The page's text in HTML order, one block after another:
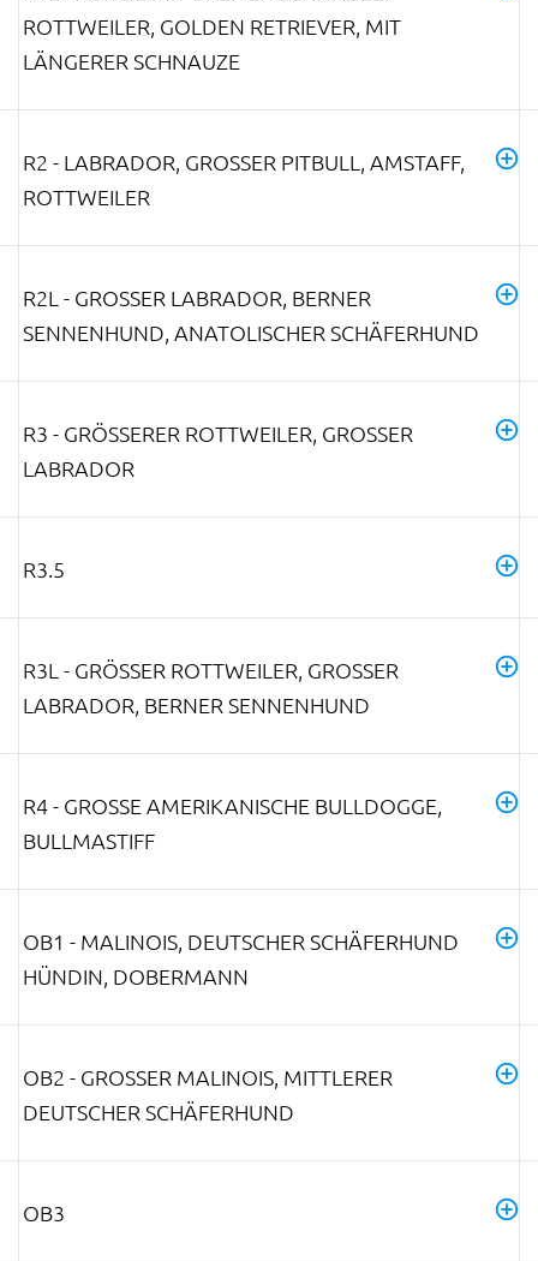
ROTTWEILER, GOLDEN RETRIEVER, MIT
LÄNGERER SCHNAUZE
R2 - LABRADOR, GROSSER PITBULL, AMSTAFF, R
OTTWEILER
R2L - GROSSER LABRADOR, BERNER S
ENNENHUND, ANATOLISCHER SCHÄFERHUND
R3 - GRÖSSERER ROTTWEILER, GROSSER LA
BRADOR
R3.5
R3L - GRÖSSER ROTTWEILER, GROSSER LA
BRADOR, BERNER SENNENHUND
R4 - GROSSE AMERIKANISCHE BULLDOGGE, B
ULLMASTIFF
OB1 - MALINOIS, DEUTSCHER SCHÄFERHUND
HÜNDIN, DOBERMANN
OB2 - GROSSER MALINOIS, MITTLERER D
EUTSCHER SCHÄFERHUND
OB3